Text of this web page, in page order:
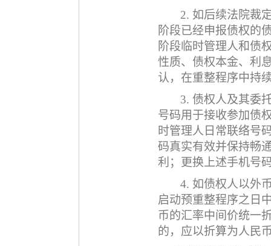
2. 如后续法院裁
阶段已经申报债权的
阶段临时管理人和债
性质、债权本金、利
认，在重整程序中持
3. 债权人及其委
号码用于接收参加债
时管理人日常联络号
码真实有效并保持畅
利；更换上述手机号
4. 如债权人以外
启动预重整程序之日
币的汇率中间价统一
的，应以折算为人民